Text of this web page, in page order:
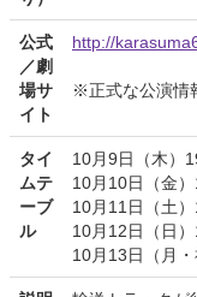
公式
／劇
場サ
イト
http://
※正式な公演情
タイ
ムテ
ーブ
ル
10月9日（木）
10月10日（金
10月11日（土
10月12日（日
10月13日（月